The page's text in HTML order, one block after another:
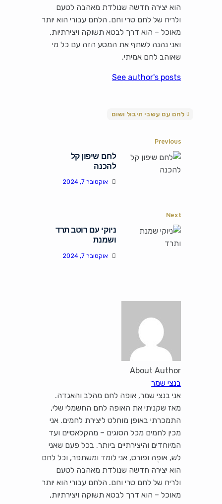
הוא יצירה חדשה שנולדת מאהבה לטעם
ולריח של לחם טרי וחם. הלחם עבורי הוא יותר
מאוכל – הוא דרך לבטא תשוקה ויצירתיות,
ואני נהנה לשתף את המסע הזה עם כל מי
שאוהב לחם אמיתי.
See author's posts
לחם עם עשבי תיבול ושום
Previous
לחם שיפון קל
להכנה
אוקטובר 7, 2024
Next
ניוקי עם רוטב תרד
ושמנת
אוקטובר 7, 2024
About Author
בנצי שמר
אני בנצי שמר, אופה לחם מהלב והאגדה.
מאז שקניתי את האופה לחם החשמלי שלי,
התמכרתי באופן מוחלט ליצירת לחמים. אני
מכין לחמים מכל הסוגים – מהקלאסיים ועד
המיוחדים והיצירתיים ביותר. בכל פעם שאני
לש, אופֶה ופורס, אני לומד ומשתפר, וכל לחם
הוא יצירה חדשה שנולדת מאהבה לטעם
ולריח של לחם טרי וחם. הלחם עבורי הוא יותר
מאוכל – הוא דרך לבטא תשוקה ויצירתיות,